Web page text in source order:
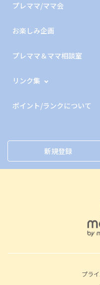
プレママ/ママ会
お楽しみ企画
プレママ＆ママ相談室
リンク集
ポイント/ランクについて
新規登録
プラ